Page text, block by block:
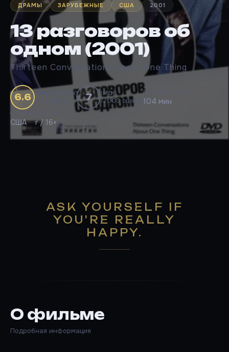
ДРАМЫ ЗАРУБЕЖНЫЕ США 2001
13 разговоров об
одном (2001)
Thirteen Conversations About One Thing
6.6 КИНОПОИСК 7 IMDB
12000 оценок
ДЛИТЕЛЬНОСТЬ
104 мин
СТРАНЫ
США r / 16+
ASK YOURSELF IF
YOU'RE REALLY
HAPPY.
О фильме
Подробная информация